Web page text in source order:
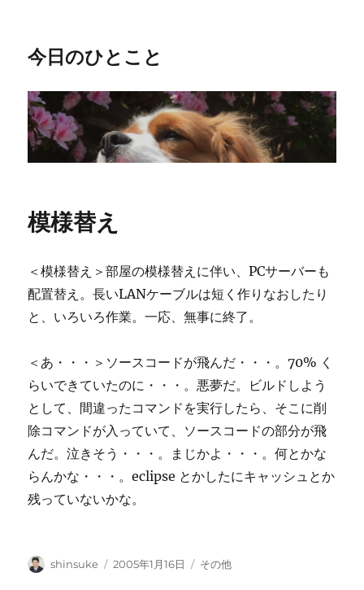
今日のひとこと
模様替え
＜模様替え＞部屋の模様替えに伴い、PCサーバーも
配置替え。長いLANケーブルは短く作りなおしたり
と、いろいろ作業。一応、無事に終了。
＜あ・・・＞ソースコードが飛んだ・・・。70% く
らいできていたのに・・・。悪夢だ。ビルドしよう
として、間違ったコマンドを実行したら、そこに削
除コマンドが入っていて、ソースコードの部分が飛
んだ。泣きそう・・・。まじかよ・・・。何とかな
らんかな・・・。eclipse とかしたにキャッシュとか
残っていないかな。
投
shinsuke
投
2005年1月16日
カ
その他